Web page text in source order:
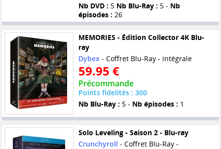
Nb DVD : 5 Nb Blu-Ray : 5 - Nb
épisodes : 26
MEMORIES - Édition Collector 4K Blu-
ray
Dybex- Coffret Blu-Ray - intégrale
59.95 €
Précommande
Points fidelités : 300
Nb Blu-Ray : 5 - Nb épisodes : 1
Solo Leveling - Saison 2 - Blu-ray
Crunchyroll - Coffret Blu-Ray -